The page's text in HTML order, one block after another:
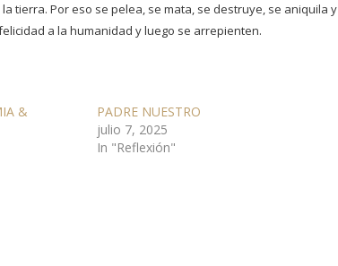
tierra. Por eso se pelea, se mata, se destruye, se aniquila y
a la humanidad y luego se arrepienten.
&
PADRE NUESTRO
julio 7, 2025
In "Reflexión"